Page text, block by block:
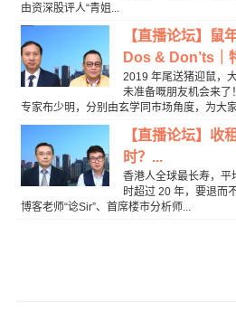
由资深股评人“青姐...
【直播论坛】鼠
Dos & Don’ts｜
2019 年尾送猪迎鼠，
未准备嘅朋友机会来了
专家布少明，分别由玄学同巿场角度，为大
【直播论坛】收
时？...
香港人全球最长寿，平
时超过 20 年，要退而
博客老师“谂Sir”、首席楼市分析师...